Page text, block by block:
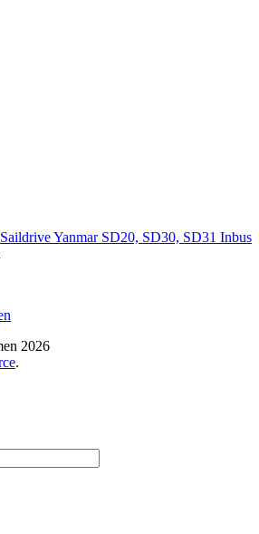
Yanmar SD20, SD30, SD31 Inbus
2026
.